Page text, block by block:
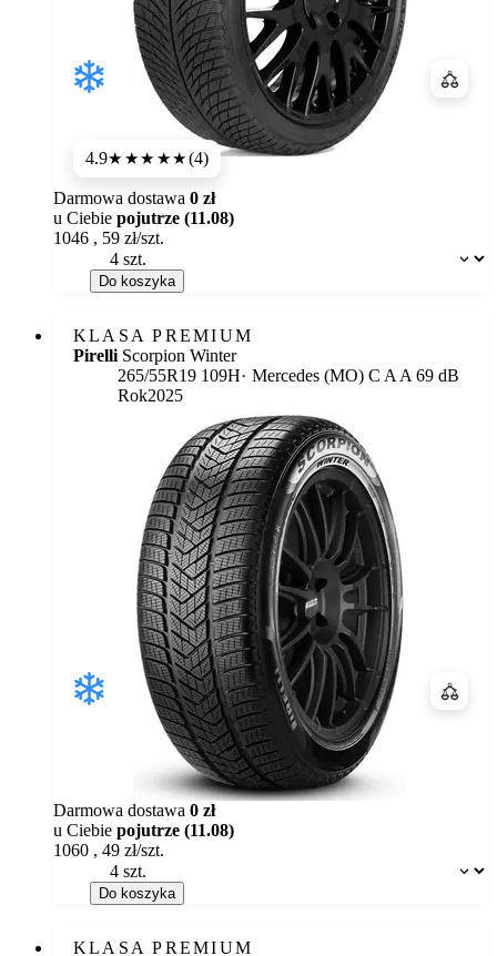
4.9★★★★★(4)
Dostępność:
Darmowa dostawa 0 zł
u Ciebie pojutrze (11.08)
1046 , 59 zł/szt.
Do koszyka
KLASA PREMIUM
Pirelli Scorpion Winter
265/55R19 109H
Mercedes (MO) Etykieta:
C A A 69 dB
Rok2025
Dostępność:
Darmowa dostawa 0 zł
u Ciebie pojutrze (11.08)
1060 , 49 zł/szt.
Do koszyka
KLASA PREMIUM